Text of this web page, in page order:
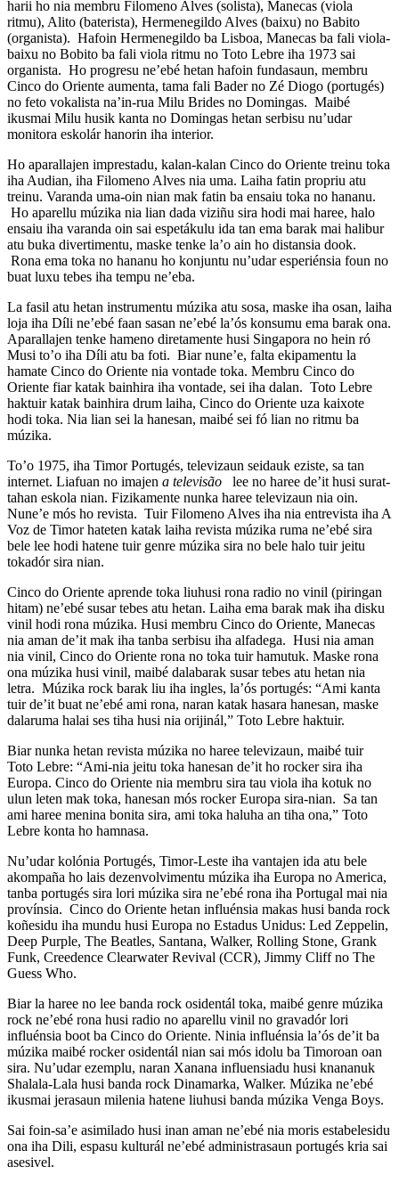
harii ho nia membru Filomeno Alves (solista), Manecas (viola
ritmu), Alito (baterista), Hermenegildo Alves (baixu) no Babito
(organista). Hafoin Hermenegildo ba Lisboa, Manecas ba fali viola-
baixu no Bobito ba fali viola ritmu no Toto Lebre iha 1973 sai
organista. Ho progresu ne’ebé hetan hafoin fundasaun, membru
Cinco do Oriente aumenta, tama fali Bader no Zé Diogo (portugés)
no feto vokalista na’in-rua Milu Brides no Domingas. Maibé
ikusmai Milu husik kanta no Domingas hetan serbisu nu’udar
monitora eskolár hanorin iha interior.
Ho aparallajen imprestadu, kalan-kalan Cinco do Oriente treinu toka
iha Audian, iha Filomeno Alves nia uma. Laiha fatin propriu atu
treinu. Varanda uma-oin nian mak fatin ba ensaiu toka no hananu.
Ho aparellu múzika nia lian dada viziñu sira hodi mai haree, halo
ensaiu iha varanda oin sai espetákulu ida tan ema barak mai halibur
atu buka divertimentu, maske tenke la’o ain ho distansia dook.
Rona ema toka no hananu ho konjuntu nu’udar esperiénsia foun no
buat luxu tebes iha tempu ne’eba.
La fasil atu hetan instrumentu múzika atu sosa, maske iha osan, laiha
loja iha Díli ne’ebé faan sasan ne’ebé la’ós konsumu ema barak ona.
Aparallajen tenke hameno diretamente husi Singapora no hein ró
Musi to’o iha Díli atu ba foti. Biar nune’e, falta ekipamentu la
hamate Cinco do Oriente nia vontade toka. Membru Cinco do
Oriente fiar katak bainhira iha vontade, sei iha dalan. Toto Lebre
haktuir katak bainhira drum laiha, Cinco do Oriente uza kaixote
hodi toka. Nia lian sei la hanesan, maibé sei fó lian no ritmu ba
múzika.
To’o 1975, iha Timor Portugés, televizaun seidauk eziste, sa tan
internet. Liafuan no imajen a televisão lee no haree de’it husi surat-
tahan eskola nian. Fizikamente nunka haree televizaun nia oin.
Nune’e mós ho revista. Tuir Filomeno Alves iha nia entrevista iha A
Voz de Timor hateten katak laiha revista múzika ruma ne’ebé sira
bele lee hodi hatene tuir genre múzika sira no bele halo tuir jeitu
tokadór sira nian.
Cinco do Oriente aprende toka liuhusi rona radio no vinil (piringan
hitam) ne’ebé susar tebes atu hetan. Laiha ema barak mak iha disku
vinil hodi rona múzika. Husi membru Cinco do Oriente, Manecas
nia aman de’it mak iha tanba serbisu iha alfadega. Husi nia aman
nia vinil, Cinco do Oriente rona no toka tuir hamutuk. Maske rona
ona múzika husi vinil, maibé dalabarak susar tebes atu hetan nia
letra. Múzika rock barak liu iha ingles, la’ós portugés: “Ami kanta
tuir de’it buat ne’ebé ami rona, naran katak hasara hanesan, maske
dalaruma halai ses tiha husi nia orijinál,” Toto Lebre haktuir.
Biar nunka hetan revista múzika no haree televizaun, maibé tuir
Toto Lebre: “Ami-nia jeitu toka hanesan de’it ho rocker sira iha
Europa. Cinco do Oriente nia membru sira tau viola iha kotuk no
ulun leten mak toka, hanesan mós rocker Europa sira-nian. Sa tan
ami haree menina bonita sira, ami toka haluha an tiha ona,” Toto
Lebre konta ho hamnasa.
Nu’udar kolónia Portugés, Timor-Leste iha vantajen ida atu bele
akompaña ho lais dezenvolvimentu múzika iha Europa no America,
tanba portugés sira lori múzika sira ne’ebé rona iha Portugal mai nia
provínsia. Cinco do Oriente hetan influénsia makas husi banda rock
koñesidu iha mundu husi Europa no Estadus Unidus: Led Zeppelin,
Deep Purple, The Beatles, Santana, Walker, Rolling Stone, Grank
Funk, Creedence Clearwater Revival (CCR), Jimmy Cliff no The
Guess Who.
Biar la haree no lee banda rock osidentál toka, maibé genre múzika
rock ne’ebé rona husi radio no aparellu vinil no gravadór lori
influénsia boot ba Cinco do Oriente. Ninia influénsia la’ós de’it ba
múzika maibé rocker osidentál nian sai mós idolu ba Timoroan oan
sira. Nu’udar ezemplu, naran Xanana influensiadu husi knananuk
Shalala-Lala husi banda rock Dinamarka, Walker. Múzika ne’ebé
ikusmai jerasaun milenia hatene liuhusi banda múzika Venga Boys.
Sai foin-sa’e asimilado husi inan aman ne’ebé nia moris estabelesidu
ona iha Dili, espasu kulturál ne’ebé administrasaun portugés kria sai
asesivel.